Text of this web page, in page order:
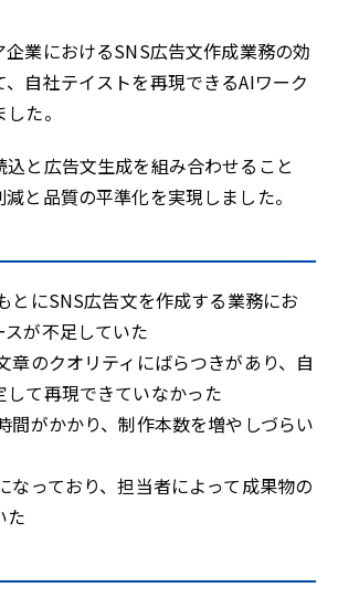
企業におけるSNS広告文作成業務の効
自社テイストを再現できるAIワーク
た。
と広告文生成を組み合わせること
と品質の平準化を実現しました。
とにSNS広告文を作成する業務にお
が不足していた
章のクオリティにばらつきがあり、自
て再現できていなかった
間がかかり、制作本数を増やしづらい
なっており、担当者によって成果物の
た